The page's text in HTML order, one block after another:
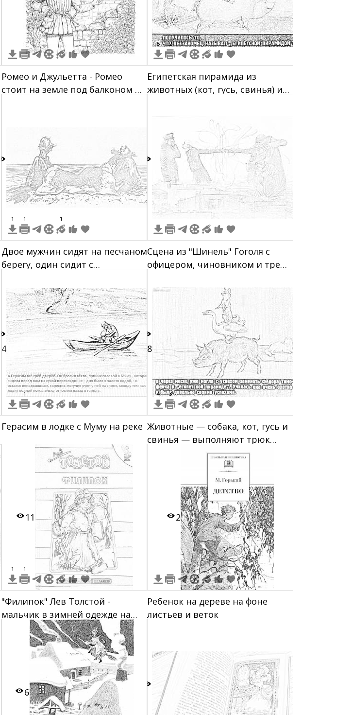
Ромео и Джульетта - Ромео
стоит на земле под балконом и
5 2 1 1
Египетская пирамида из
животных (кот, гусь, свинья) и
1 1 1
Двое мужчин сидят на песчаном
берегу, один сидит с
стоит в профиль
1
Сцена из "Шинель" Гоголя с
офицером, чиновником и тремя
строений
14
1
Герасим в лодке с Муму на реке
38
4 3
Животные — собака, кот, гусь и
свинья — выполняют трюк
"египетская пирамида" в
рассказе Чехова "Каштанка"
11
1 1
"Филипок" Лев Толстой -
мальчик в зимней одежде на
фоне заснеженного леса
2
Ребенок на дереве на фоне
листьев и веток
6